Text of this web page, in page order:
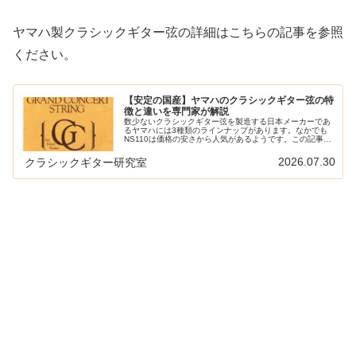
ヤマハ製クラシックギター弦の詳細はこちらの記事を参照
ください。
【安定の国産】ヤマハのクラシックギター弦の特
徴と違いを専門家が解説
数少ないクラシックギター弦を製造する日本メーカーであ
るヤマハには3種類のラインナップがあります。なかでも
NS110は価格の安さから人気があるようです。この記事で
際に自分の楽器（ハウザーや...
クラシックギター研究室 2026.07.30